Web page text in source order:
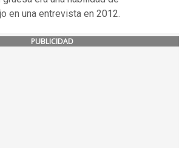
en una entrevista en 2012.
PUBLICIDAD